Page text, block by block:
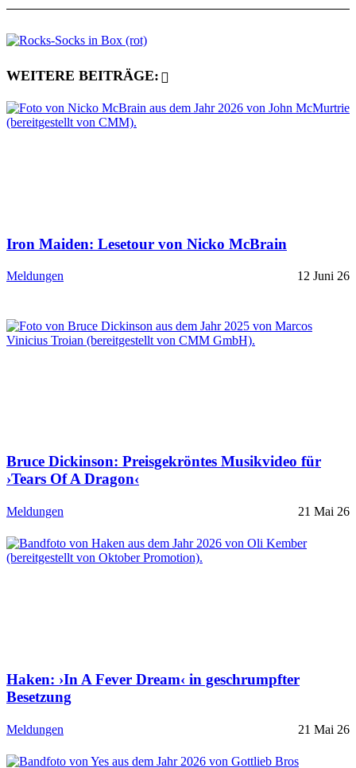
WEITERE BEITRÄGE:
Iron Maiden: Lesetour von Nicko McBrain
Meldungen 12 Juni 26
Bruce Dickinson: Preisgekröntes Musikvideo für
›Tears Of A Dragon‹
Meldungen 21 Mai 26
Haken: ›In A Fever Dream‹ in geschrumpfter
Besetzung
Meldungen 21 Mai 26